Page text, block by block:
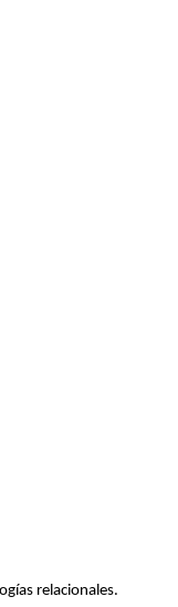
relacionales.